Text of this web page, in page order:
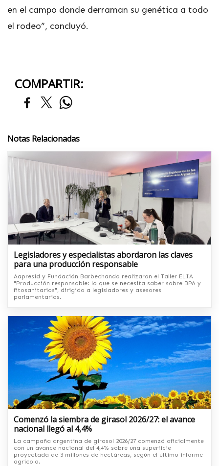
en el campo donde derraman su genética a todo
el rodeo”, concluyó.
COMPARTIR:
Notas Relacionadas
Legisladores y especialistas abordaron las claves
para una producción responsable
Aapresid y Fundación Barbechando realizaron el Taller ELIA
"Producción responsable: lo que se necesita saber sobre BPA y
fitosanitarios", dirigido a legisladores y asesores
parlamentarios.
Comenzó la siembra de girasol 2026/27: el avance
nacional llegó al 4,4%
La campaña argentina de girasol 2026/27 comenzó oficialmente
con un avance nacional del 4,4% sobre una superficie
proyectada de 3 millones de hectáreas, según el último informe
agrícola.